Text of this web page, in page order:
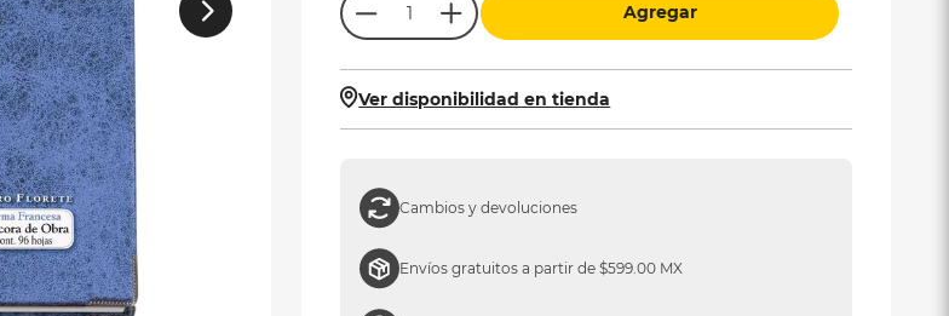
Agregar
Ver disponibilidad en tienda
Cambios y devoluciones
Envíos gratuitos a partir de $599.00 MX